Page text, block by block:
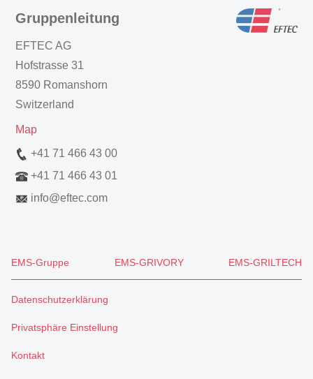
Gruppenleitung
EFTEC AG
Hofstrasse 31
8590 Romanshorn
Switzerland
Map
+41 71 466 43 00
+41 71 466 43 01
info@eftec.com
EMS-Gruppe EMS-GRIVORY EMS-GRILTECH
Datenschutzerklärung
Privatsphäre Einstellung
Kontakt